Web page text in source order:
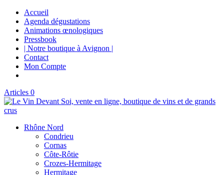
Accueil
Agenda dégustations
Animations œnologiques
Pressbook
| Notre boutique à Avignon |
Contact
Mon Compte
Articles 0
Rhône Nord
Condrieu
Cornas
Côte-Rôtie
Crozes-Hermitage
Hermitage